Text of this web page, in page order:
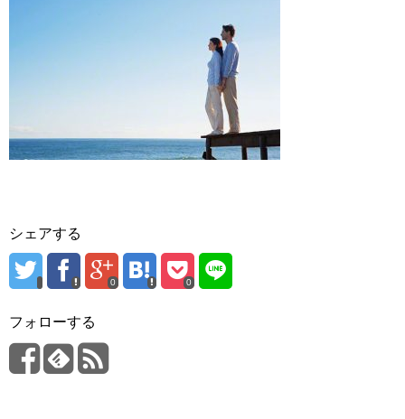
シェアする
0 0
フォローする